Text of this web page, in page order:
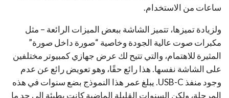
ساعات من الاستخدام.
ولزيادة تميزها، تتميز الشاشة ببعض الميزات الرائعة – مثل
مكبرات صوت عالية الجودة وخاصية “صورة داخل صورة”
المثيرة للاهتمام، والتي تتيح لك عرض جهازي كمبيوتر مختلفين
على الشاشة نفسها. هذا رائع حقًا، وهو تعويض رائع عن عدم
وجود منفذ USB-C. يبلغ عمر هذا النموذج بضع سنوات في هذه
المرحلة، ولكن السنوات القليلة الماضية كانت بطيئة إلى حد ما